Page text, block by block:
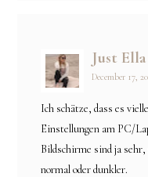
Just
December 17,
Ich schätze, dass es
Einstellungen am PC/
Bildschirme sind ja
normal oder dunkler.